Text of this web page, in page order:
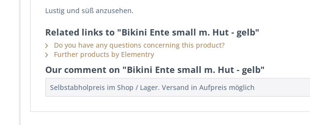
Lustig und süß anzusehen.
Related links to "Bikini Ente small m. Hut - gelb"
Do you have any questions concerning this product?
Further products by Elementry
Our comment on "Bikini Ente small m. Hut - gelb"
Selbstabholpreis im Shop / Lager. Versand in Aufpreis möglich